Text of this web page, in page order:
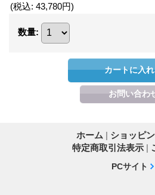
(税込: 43,780円)
数量:
ホーム | ショッピ
特定商取引法表示 |
PCサイト